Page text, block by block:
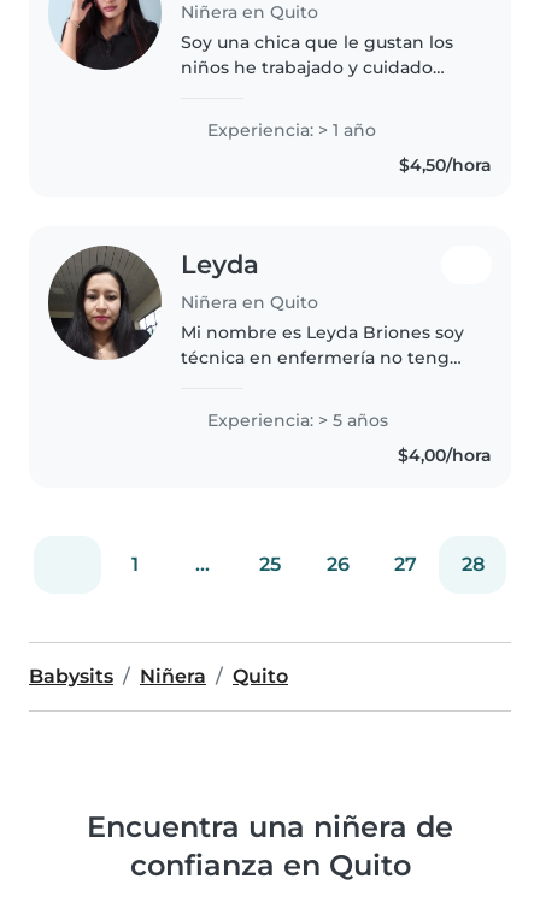
Niñera en Quito
Soy una chica que le gustan los
niños he trabajado y cuidado
guiarles y enseñarles a ser
creativos, activos, dinámicos y a
que desarrollen sus destrezas..
Experiencia: > 1 año
$4,50/hora
Leyda
Niñera en Quito
Mi nombre es Leyda Briones soy
técnica en enfermería no tengo
pero tengo una hija y he
aprendido sobre cuidados de
niños y mi profesión es parte de..
Experiencia: > 5 años
$4,00/hora
1 ... 25 26 27 28
Babysits Niñera Quito
Encuentra una niñera de
confianza en Quito